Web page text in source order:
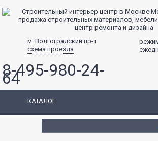
центр ремонта и дизайна
м. Волгоградский пр-т
схема проезда
8-495-980-24-
64
КАТАЛОГ